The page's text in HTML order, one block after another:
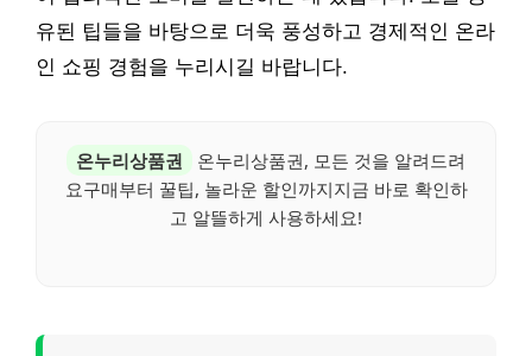
유된 팁들을 바탕으로 더욱 풍성하고 경제적인 온라
인 쇼핑 경험을 누리시길 바랍니다.
온누리상품권
온누리상품권, 모든 것을 알려드려
요구매부터 꿀팁, 놀라운 할인까지지금 바로 확인하
고 알뜰하게 사용하세요!